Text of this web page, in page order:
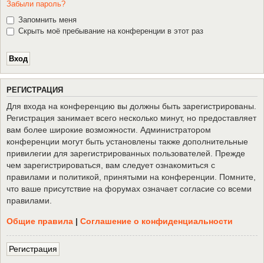
Забыли пароль?
Запомнить меня
Скрыть моё пребывание на конференции в этот раз
РЕГИСТРАЦИЯ
Для входа на конференцию вы должны быть зарегистрированы.
Регистрация занимает всего несколько минут, но предоставляет
вам более широкие возможности. Администратором
конференции могут быть установлены также дополнительные
привилегии для зарегистрированных пользователей. Прежде
чем зарегистрироваться, вам следует ознакомиться с
правилами и политикой, принятыми на конференции. Помните,
что ваше присутствие на форумах означает согласие со всеми
правилами.
Общие правила | Соглашение о конфиденциальности
Регистрация